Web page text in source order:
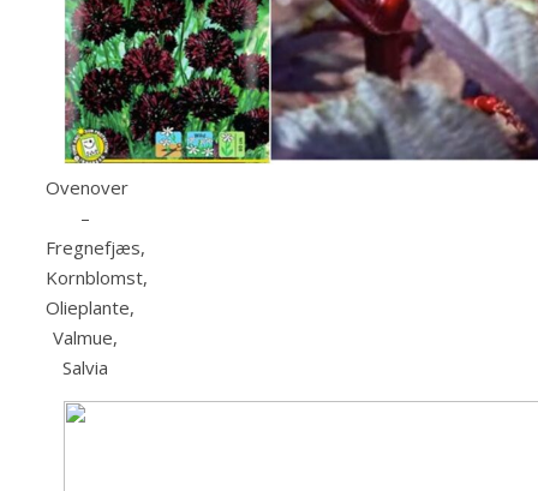
Ovenover
–
Fregnefjæs,
Kornblomst,
Olieplante,
Valmue,
Salvia